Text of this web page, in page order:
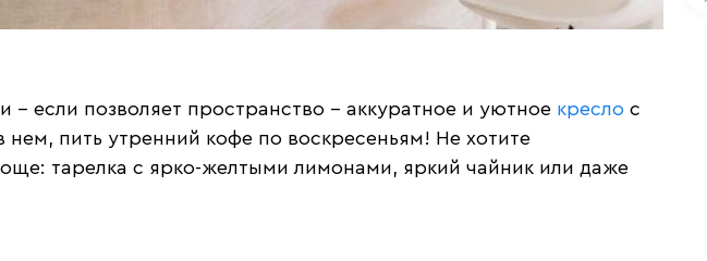
если позволяет пространство – аккуратное и уютное кресло с
пить утренний кофе по воскресеньям! Не хотите
тарелка с ярко-желтыми лимонами, яркий чайник или даже